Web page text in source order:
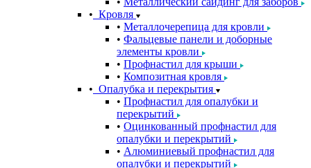
Кровля
Металлочерепица для кровли
Фальцевые панели и доборные
элементы кровли
Профнастил для крыши
Композитная кровля
Опалубка и перекрытия
Профнастил для опалубки и
перекрытий
Оцинкованный профнастил для
опалубки и перекрытий
Алюминиевый профнастил для
опалубки и перекрытий